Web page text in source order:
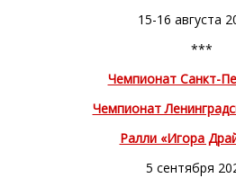
15-16 августа
***
Чемпионат Санкт-
Чемпионат
Ралли «Игора
5 сентября